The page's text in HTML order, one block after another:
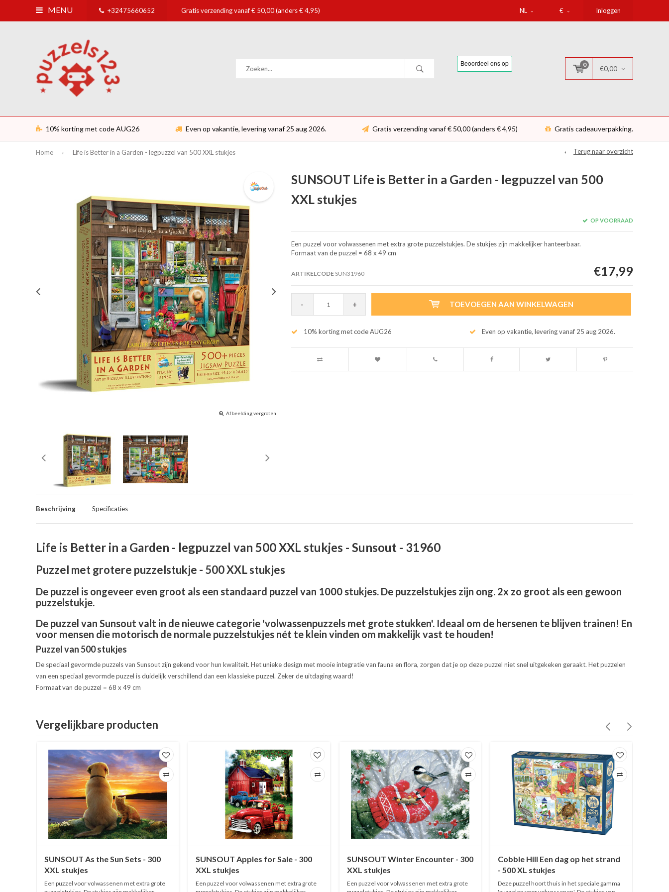
MENU +32475660652 Gratis verzending vanaf € 50,00 (anders € 4,95) NL € Inloggen
0
€0,00
10% korting met code AUG26 Even op vakantie, levering vanaf 25 aug 2026. Gratis verzending vanaf € 50,00 (anders € 4,95) Gratis cadeauverpakking.
Home Life is Better in a Garden - legpuzzel van 500 XXL stukjes Terug naar overzicht
Afbeelding vergroten
SUNSOUT Life is Better in a Garden - legpuzzel van 500
XXL stukjes
OP VOORRAAD
Een puzzel voor volwassenen met extra grote puzzelstukjes. De stukjes zijn makkelijker hanteerbaar.
Formaat van de puzzel = 68 x 49 cm
ARTIKELCODESUN31960 €17,99
- + TOEVOEGEN AAN WINKELWAGEN
10% korting met code AUG26 Even op vakantie, levering vanaf 25 aug 2026.
Beschrijving Specificaties
Life is Better in a Garden - legpuzzel van 500 XXL stukjes - Sunsout - 31960
Puzzel met grotere puzzelstukje - 500 XXL stukjes
De puzzel is ongeveer even groot als een standaard puzzel van 1000 stukjes. De puzzelstukjes zijn ong. 2x zo groot als een gewoon
puzzelstukje.
De puzzel van Sunsout valt in de nieuwe categorie 'volwassenpuzzels met grote stukken'. Ideaal om de hersenen te blijven trainen! En
voor mensen die motorisch de normale puzzelstukjes nét te klein vinden om makkelijk vast te houden!
Puzzel van 500 stukjes
De speciaal gevormde puzzels van Sunsout zijn gekend voor hun kwaliteit. Het unieke design met mooie integratie van fauna en flora, zorgen dat je op deze puzzel niet snel uitgekeken geraakt. Het puzzelen
van een speciaal gevormde puzzel is duidelijk verschillend dan een klassieke puzzel. Zeker de uitdaging waard!
Formaat van de puzzel = 68 x 49 cm
Vergelijkbare producten
SUNSOUT As the Sun Sets - 300
XXL stukjes
Een puzzel voor volwassenen met extra grote
SUNSOUT Apples for Sale - 300
XXL stukjes
Een puzzel voor volwassenen met extra grote
SUNSOUT Winter Encounter - 300
XXL stukjes
Een puzzel voor volwassenen met extra grote
Cobble Hill Een dag op het strand
- 500 XL stukjes
Deze puzzel hoort thuis in het speciale gamma